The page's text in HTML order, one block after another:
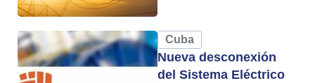
Cuba
Nueva desconexión
del Sistema Eléctrico